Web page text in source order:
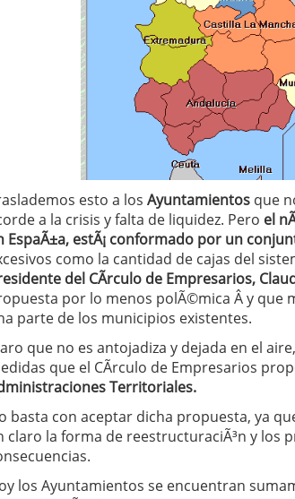
esto a los Ayuntamientos que
a la crisis y falta de liquidez. Pero el
EspaÃ±a, estÃ¡ conformado por un
como la cantidad de cajas del
del CÃ­rculo de Empresarios,
por lo menos polÃ©mica Â y que
parte de los municipios existentes.
que no es antojadiza y dejada en el
que el CÃ­rculo de Empresarios
Territoriales.
basta con aceptar dicha propuesta, ya
claro la forma de reestructuraciÃ³n y los
los Ayuntamientos se encuentran